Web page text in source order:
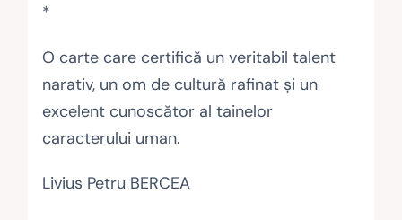
*
O carte care certifică un veritabil talent
narativ, un om de cultură rafinat şi un
excelent cunoscător al tainelor
caracterului uman.
Livius Petru BERCEA